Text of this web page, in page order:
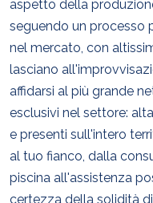
aspetto della
seguendo un processo
nel mercato, con
lasciano
affidarsi al più grande
esclusivi nel settore:
e presenti sull'intero
al tuo fianco, dalla
piscina all'assistenza
certezza della solidità